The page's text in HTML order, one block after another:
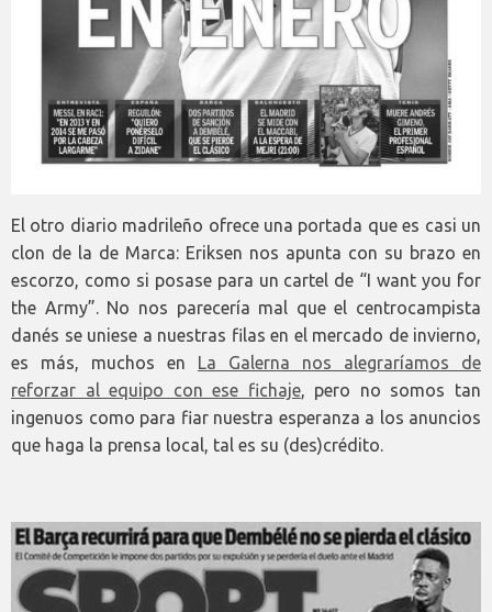
El otro diario madrileño ofrece una portada que es casi un
clon de la de Marca: Eriksen nos apunta con su brazo en
escorzo, como si posase para un cartel de “I want you for
the Army”. No nos parecería mal que el centrocampista
danés se uniese a nuestras filas en el mercado de invierno,
es más, muchos en La Galerna nos alegraríamos de
reforzar al equipo con ese fichaje, pero no somos tan
ingenuos como para fiar nuestra esperanza a los anuncios
que haga la prensa local, tal es su (des)crédito.